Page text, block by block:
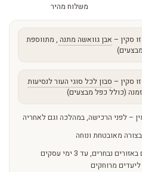
משלוח מהיר
סקין – אבן גוואשה מתנה , מתווספת
סקין – סבון לכל סוגי העור לנסיעות
(כולל כפל מבצעים)
– לפני הרכישה, במהלכה וגם לאחריה
מאובטחת ונוחה
משלוחים מהירים – מהיום להיום באזורים נבחרים, עד 3 ימי עסקים